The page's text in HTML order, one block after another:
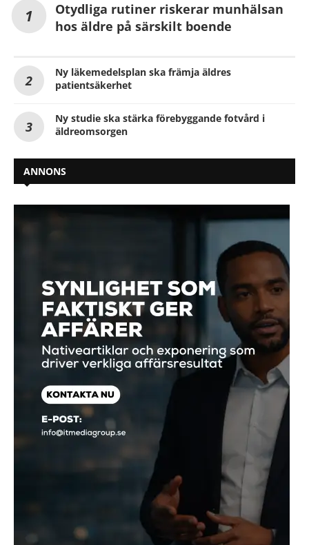
Otydliga rutiner riskerar munhälsan
hos äldre på särskilt boende
Ny läkemedelsplan ska främja äldres
patientsäkerhet
Ny studie ska stärka förebyggande fotvård i
äldreomsorgen
ANNONS